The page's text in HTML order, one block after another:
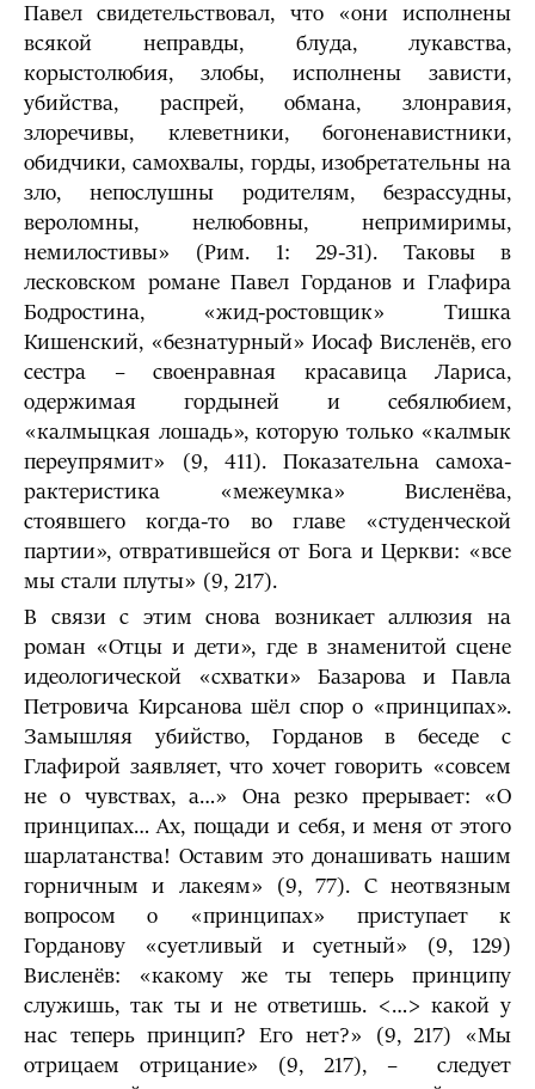
Павел свидетельствовал, что «они исполнены
всякой неправды, блуда, лукавства,
корыстолюбия, злобы, исполнены зависти,
убийства, распрей, обмана, злонравия,
злоречивы, клеветники, богоненавистники,
обидчики, самохвалы, горды, изобретательны на
зло, непослушны родителям, безрассудны,
вероломны, нелюбовны, непримиримы,
немилостивы» (Рим. 1: 29-31). Таковы в
лесковском романе Павел Горданов и Глафира
Бодростина, «жид-ростовщик» Тишка
Кишенский, «безнатурный» Иосаф Висленёв, его
сестра – своенравная красавица Лариса,
одержимая гордыней и себялюбием,
«калмыцкая лошадь», которую только «калмык
переупрямит» (9, 411). Показательна самоха­
рактеристика «межеумка» Висленёва,
стоявшего когда-то во главе «студенческой
партии», отвратившейся от Бога и Церкви: «все
мы стали плуты» (9, 217).
В связи с этим снова возникает аллюзия на
роман «Отцы и дети», где в зна­менитой сцене
идеологической «схватки» Базарова и Павла
Петровича Кирсанова шёл спор о «принципах».
Замышляя убийство, Горданов в беседе с
Глафирой заявляет, что хочет говорить «совсем
не о чувствах, а…» Она резко прерывает: «О
принципах… Ах, пощади и себя, и меня от этого
шарлатанства! Оставим это донашивать нашим
горничным и лакеям» (9, 77). С неотвязным
вопросом о «принципах» приступает к
Горданову «суетливый и суетный» (9, 129)
Висленёв: «какому же ты теперь прин­ципу
служишь, так ты и не ответишь. <…> какой у
нас теперь принцип? Его нет?» (9, 217) «Мы
отрицаем отрицание» (9, 217), – следует